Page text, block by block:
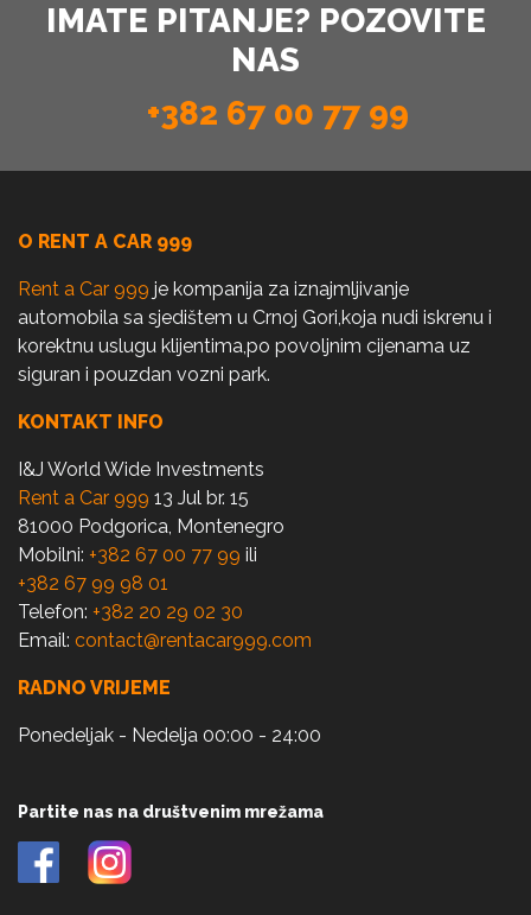
IMATE PITANJE? POZOVITE
NAS
+382 67 00 77 99
O RENT A CAR 999
Rent a Car 999 je kompanija za iznajmljivanje
automobila sa sjedištem u Crnoj Gori,koja nudi iskrenu i
korektnu uslugu klijentima,po povoljnim cijenama uz
siguran i pouzdan vozni park.
KONTAKT INFO
I&J World Wide Investments
Rent a Car 999 13 Jul br. 15
81000 Podgorica, Montenegro
Mobilni: +382 67 00 77 99 ili
+382 67 99 98 01
Telefon: +382 20 29 02 30
Email: contact@rentacar999.com
RADNO VRIJEME
Ponedeljak - Nedelja 00:00 - 24:00
Partite nas na društvenim mrežama